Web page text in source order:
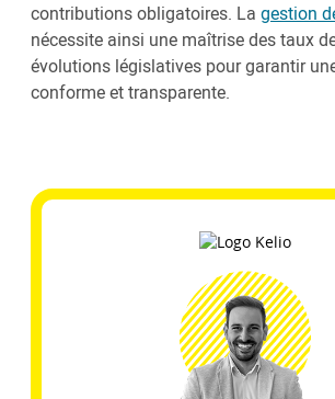
contributions obligatoires. La gestion
nécessite ainsi une maîtrise des taux
évolutions législatives pour garantir
conforme et transparente.